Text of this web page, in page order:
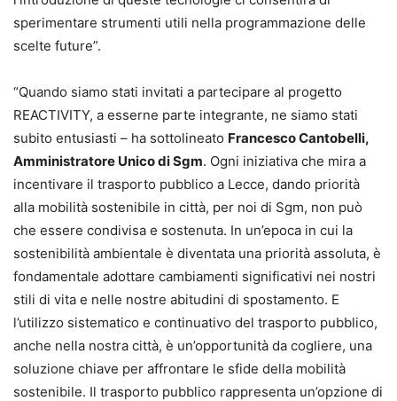
sperimentare strumenti utili nella programmazione delle
scelte future”.
“Quando siamo stati invitati a partecipare al progetto
REACTIVITY, a esserne parte integrante, ne siamo stati
subito entusiasti – ha sottolineato Francesco Cantobelli,
Amministratore Unico di Sgm. Ogni iniziativa che mira a
incentivare il trasporto pubblico a Lecce, dando priorità
alla mobilità sostenibile in città, per noi di Sgm, non può
che essere condivisa e sostenuta. In un’epoca in cui la
sostenibilità ambientale è diventata una priorità assoluta, è
fondamentale adottare cambiamenti significativi nei nostri
stili di vita e nelle nostre abitudini di spostamento. E
l’utilizzo sistematico e continuativo del trasporto pubblico,
anche nella nostra città, è un’opportunità da cogliere, una
soluzione chiave per affrontare le sfide della mobilità
sostenibile. Il trasporto pubblico rappresenta un’opzione di